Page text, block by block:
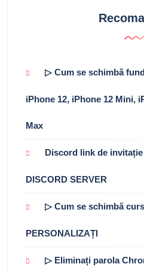
▷ Cum se schimbă
iPhone 12, iPhone 12 Mini,
Max
Discord link de
DISCORD SERVER
▷ Cum se schimbă
PERSONALIZAȚI
▷ Eliminați parola